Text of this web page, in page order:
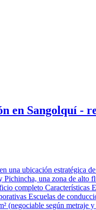
en Sangolquí -
una ubicación estratégica
una zona de
completo
Escuelas de
(negociable según